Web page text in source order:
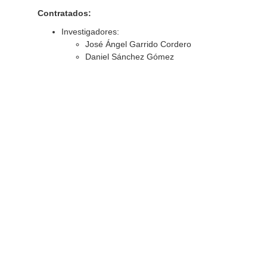
Contratados:
Investigadores:
José Ángel Garrido Cordero
Daniel Sánchez Gómez